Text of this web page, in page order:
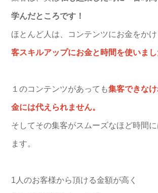
学んだところです！
ほとんど人は、コンテンツにお金をかけ
客スキルアップにお金と時間を使いまし
１のコンテンツがあっても集客できな
金には代えられません。
そしてその集客がスムーズなほど時間
ます。
1人のお客様から頂ける金額が高く